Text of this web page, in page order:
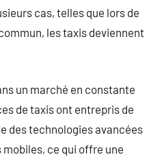
cas, telles que lors de
les taxis deviennent
un marché en constante
de taxis ont entrepris de
des technologies avancées
ce qui offre une